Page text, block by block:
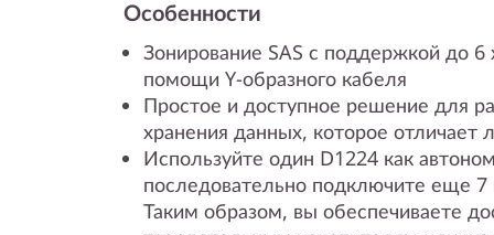
Особенности
Зонирование SAS с поддержкой до 6
помощи Y-образного кабеля
Простое и доступное решение для
хранения данных, которое отличает
Используйте один D1224 как
последовательно подключите еще 7
Таким образом, вы обеспечиваете